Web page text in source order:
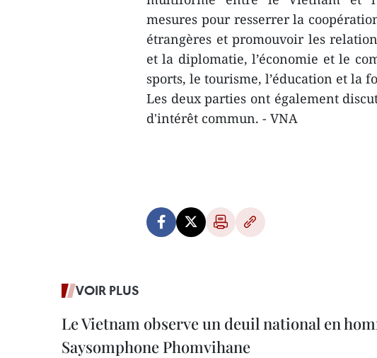
mesures pour resserrer la
étrangères et promouvoir les
et la diplomatie, l’économie et le
sports, le tourisme, l’éducation et la
Les deux parties ont également
d'intérêt commun. - VNA
VOIR PLUS
Le Vietnam observe un deuil national en
Saysomphone Phomvihane